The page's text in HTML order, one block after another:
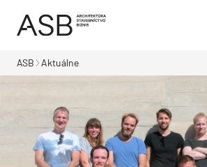
ASB Aktuálne